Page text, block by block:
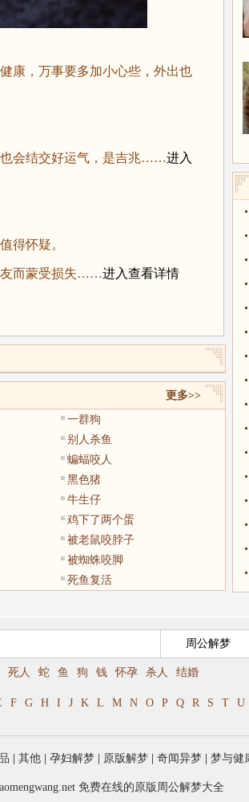
，万事要多加小心些，外出也
会结交好运气，是吉兆……进入
得怀疑。
而蒙受损失……进入查看详情
更多>>
一群狗
别人杀鱼
蝙蝠咬人
黑色猪
牛生仔
鸡下了两个蛋
被老鼠咬脖子
被蜘蛛咬脚
死鱼复活
死人 蛇 鱼 狗 钱 怀孕 杀人 结婚
F G H I J K L M N O P Q R S T U
其他 孕妇解梦 原版解梦 奇闻异梦 梦与健
免费在线的原版周公解梦大全